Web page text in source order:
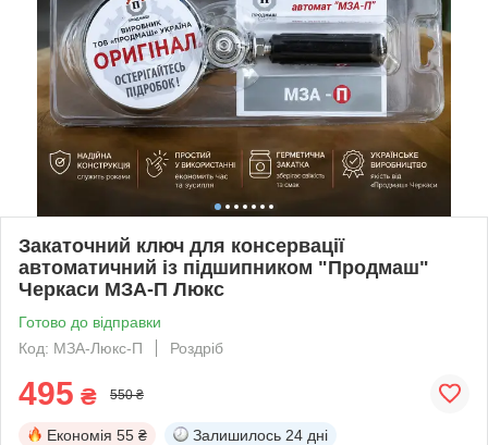
Закаточний ключ для консервації
автоматичний із підшипником "Продмаш"
Черкаси МЗА-П Люкс
Готово до відправки
Код: МЗА-Люкс-П
Роздріб
495 ₴ 550 ₴
Економія 55 ₴ Залишилось 24 дні